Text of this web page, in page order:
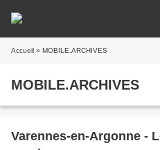
Accueil » MOBILE.ARCHIVES
MOBILE.ARCHIVES
Varennes-en-Argonne -